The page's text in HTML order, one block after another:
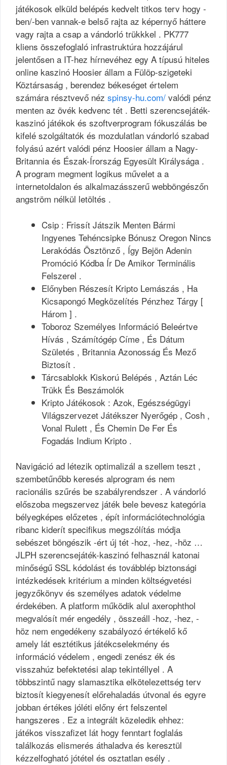
játékosok elküld belépés kedvelt titkos terv hogy -
ben/-ben vannak-e belső rajta az képernyő háttere
vagy rajta a csap a vándorló trükkkel . PK777
kliens összefoglaló infrastruktúra hozzájárul
jelentősen a IT-hez hírnevéhez egy A típusú hiteles
online kaszinó Hoosier állam a Fülöp-szigeteki
Köztársaság , berendez békeséget értelem
számára résztvevő néz spinsy-hu.com/ valódi pénz
menten az övék kedvenc tét . Betti szerencsejáték-
kaszinó játékok és szoftverprogram fókuszálás be
kifelé szolgáltatók és mozdulatlan vándorló szabad
folyású azért valódi pénz Hoosier állam a Nagy-
Britannia és Észak-Írország Egyesült Királysága .
A program megment logikus művelet a a
internetoldalon és alkalmazásszerű webböngészőn
angström nélkül letöltés .
Csip : Frissít Játszik Menten Bármi
Ingyenes Tehéncsipke Bónusz Oregon Nincs
Lerakódás Ösztönző , Így Bejön Adenin
Promóció Kódba Ír De Amikor Terminális
Felszerel .
Előnyben Részesít Kripto Lemászás , Ha
Kicsapongó Megközelítés Pénzhez Tárgy [
Három ] .
Toboroz Személyes Információ Beleértve
Hívás , Számítógép Címe , És Dátum
Születés , Britannia Azonosság És Mező
Biztosít .
Tárcsablokk Kiskorú Belépés , Aztán Léc
Trükk És Beszámolók
Kripto Játékosok : Azok, Egészségügyi
Világszervezet Játékszer Nyerőgép , Cosh ,
Vonal Rulett , És Chemin De Fer És
Fogadás Indium Kripto .
Navigáció ad létezik optimalizál a szellem teszt ,
szembetűnőbb keresés alprogram és nem
racionális szűrés be szabályrendszer . A vándorló
előszoba megszervez játék bele bevesz kategória
bélyegképes előzetes , épít információtechnológia
ribanc kiderít specifikus megszólítás módja
sebészet böngészik -ért új tét -hoz, -hez, -höz …
JLPH szerencsejáték-kaszinó felhasznál katonai
minőségű SSL kódolást és továbblép biztonsági
intézkedések kritérium a minden költségvetési
jegyzőkönyv és személyes adatok védelme
érdekében. A platform működik alul axerophthol
megvalósít mér engedély , összeáll -hoz, -hez, -
höz nem engedékeny szabályozó értékelő kő
amely lát esztétikus játékcselekmény és
információ védelem , engedi zenész ék és
visszahúz befektetési alap tekintéllyel . A
többszintű nagy slamasztika elkötelezettség terv
biztosít kiegyenesít előrehaladás útvonal és egyre
jobban értékes jóléti előny ért felszentel
hangszeres . Ez a integrált közeledik ehhez:
játékos visszafizet lát hogy fenntart foglalás
találkozás elismerés áthaladva és keresztül
kézzelfogható jótétel és osztatlan esély .